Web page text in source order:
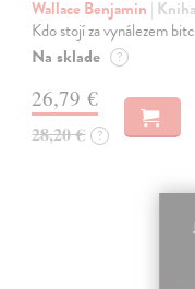
Wallace Benjamin | Kniha
Kdo stojí za vynálezem
Na sklade ?
26,79 €
28,20 € ?